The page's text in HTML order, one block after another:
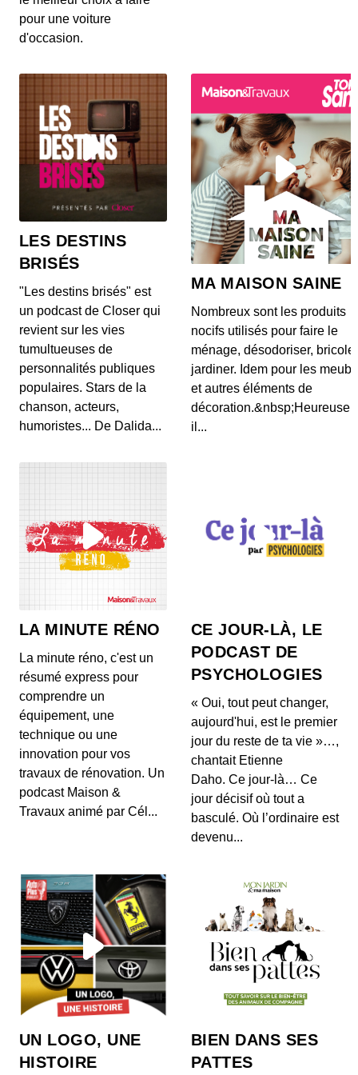
pour une voiture
d'occasion.
LES DESTINS
BRISÉS
"Les destins brisés" est
un podcast de Closer qui
revient sur les vies
tumultueuses de
personnalités publiques
populaires. Stars de la
chanson, acteurs,
humoristes... De Dalida...
MA MAISON SAINE
Nombreux sont les produits
nocifs utilisés pour faire le
ménage, désodoriser,
jardiner. Idem pour les
et autres éléments de
il...
LA MINUTE RÉNO
La minute réno, c'est un
résumé express pour
comprendre un
équipement, une
technique ou une
innovation pour vos
travaux de rénovation. Un
podcast Maison &
Travaux animé par Cél...
CE JOUR-LÀ, LE
PODCAST DE
PSYCHOLOGIES
« Oui, tout peut changer,
aujourd'hui, est le premier
jour du reste de ta vie »…,
chantait Etienne
Daho. Ce jour-là… Ce
jour décisif où tout a
basculé. Où l’ordinaire est
devenu...
UN LOGO, UNE
HISTOIRE
BIEN DANS SES
PATTES